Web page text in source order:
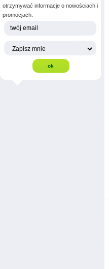
otrzymywać informacje o nowościach i
promocjach.